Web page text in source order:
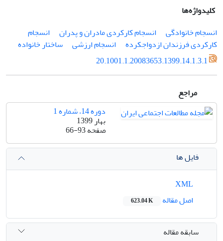
کلیدواژه‌ها
انسجام خانوادگی
انسجام کارکردی مادران و پدران
انسجام
کارکردی فرزندان ازدواجکرده
انسجام ارزشی
ساختار خانواده
20.1001.1.20083653.1399.14.1.3.1
مراجع
دوره 14، شماره 1
بهار 1399
صفحه66-93
فایل ها
اصل مقاله
623.04 K
سابقه مقاله